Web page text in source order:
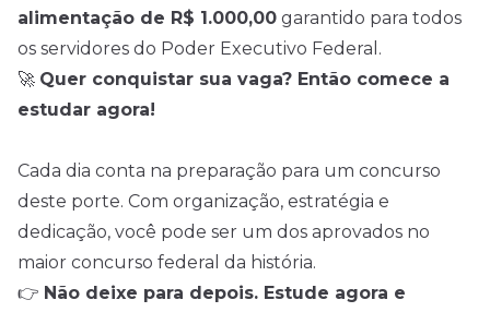
alimentação de R$ 1.000,00 garantido para todos
os servidores do Poder Executivo Federal.
🚀 Quer conquistar sua vaga? Então comece a
estudar agora!
Cada dia conta na preparação para um concurso
deste porte. Com organização, estratégia e
dedicação, você pode ser um dos aprovados no
maior concurso federal da história.
👉 Não deixe para depois. Estude agora e